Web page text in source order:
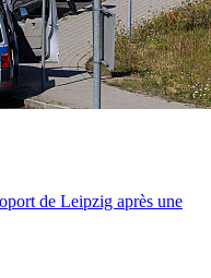
de Leipzig après une